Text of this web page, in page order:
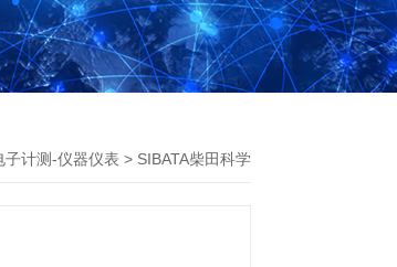
子计测-仪器仪表 > SIBATA柴田科学